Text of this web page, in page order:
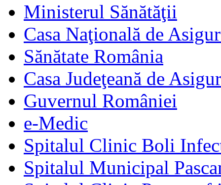
Ministerul Sănătăţii
Casa Naţională de
Sănătate România
Casa Judeţeană de
Guvernul României
e-Medic
Spitalul Clinic Boli
Spitalul Municipal